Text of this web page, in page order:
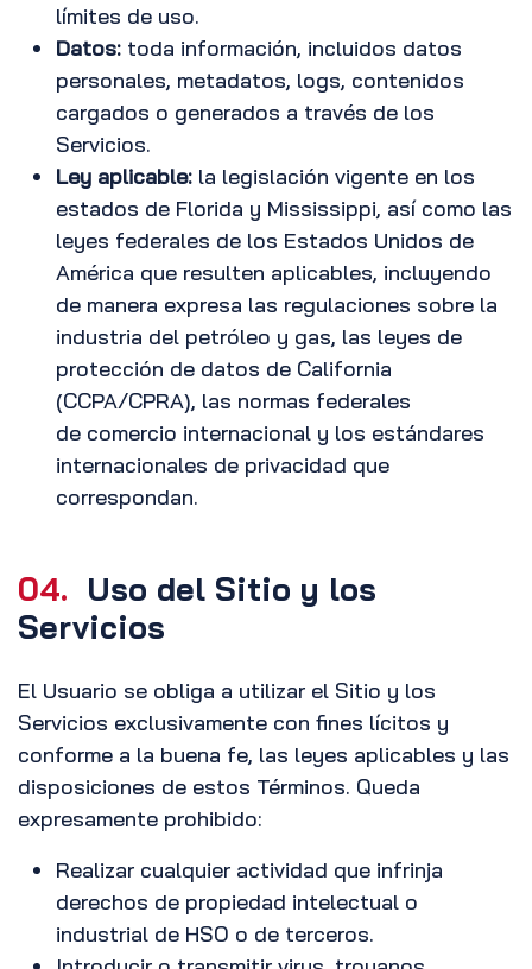
límites de uso.
Datos: toda información, incluidos datos
personales, metadatos, logs, contenidos
cargados o generados a través de los
Servicios.
Ley aplicable: la legislación vigente en los
estados de Florida y Mississippi, así como las
leyes federales de los Estados Unidos de
América que resulten aplicables, incluyendo
de manera expresa las regulaciones sobre la
industria del petróleo y gas, las leyes de
protección de datos de California
(CCPA/CPRA), las normas federales
de comercio internacional y los estándares
internacionales de privacidad que
correspondan.
04. Uso del Sitio y los
Servicios
El Usuario se obliga a utilizar el Sitio y los
Servicios exclusivamente con fines lícitos y
conforme a la buena fe, las leyes aplicables y las
disposiciones de estos Términos. Queda
expresamente prohibido:
Realizar cualquier actividad que infrinja
derechos de propiedad intelectual o
industrial de HSO o de terceros.